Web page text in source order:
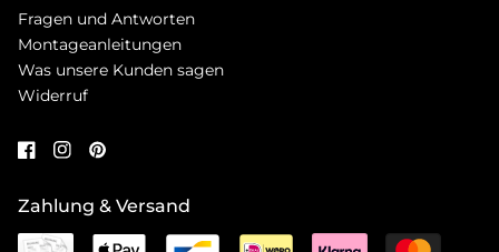
Fragen und Antworten
Montageanleitungen
Was unsere Kunden sagen
Widerruf
Zahlung & Versand